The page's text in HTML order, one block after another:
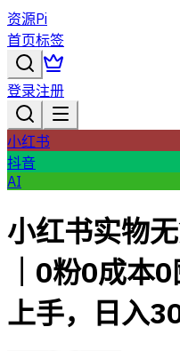
资源Pi
首页标签
登录注册
小红书
抖音
AI
小红书实物
｜0粉0成本
上手，日入